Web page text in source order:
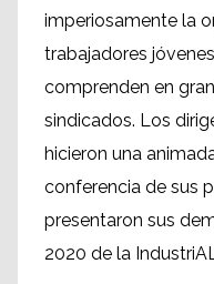
imperiosamente la
trabajadores
comprenden en
sindicados. Los
hicieron una
conferencia de sus
presentaron sus
2020 de la